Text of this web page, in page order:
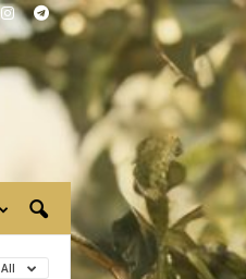
All